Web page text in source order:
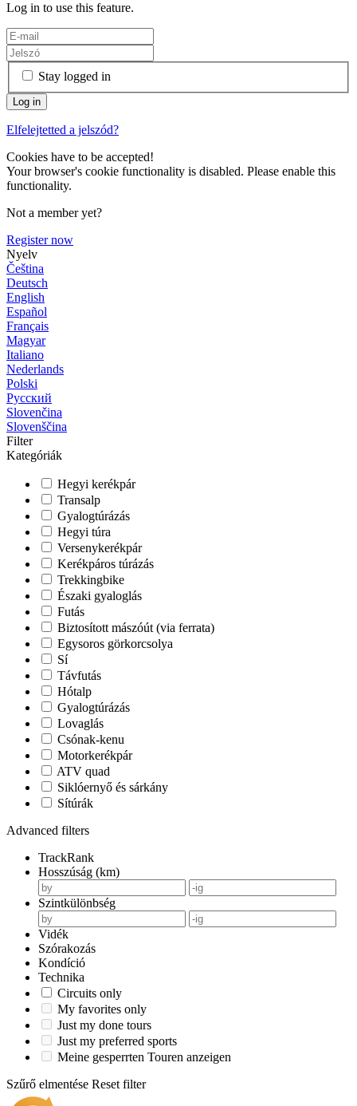
Log in to use this feature.
Stay logged in
Elfelejtetted a jelszód?
Cookies have to be accepted!
Your browser's cookie functionality is disabled. Please enable this
functionality.
Not a member yet?
Register now
Nyelv
Čeština
Deutsch
English
Español
Français
Magyar
Italiano
Nederlands
Polski
Русский
Slovenčina
Slovenščina
Filter
Kategóriák
Hegyi kerékpár
Transalp
Gyalogtúrázás
Hegyi túra
Versenykerékpár
Kerékpáros túrázás
Trekkingbike
Északi gyaloglás
Futás
Biztosított mászóút (via ferrata)
Egysoros görkorcsolya
Sí
Távfutás
Hótalp
Gyalogtúrázás
Lovaglás
Csónak-kenu
Motorkerékpár
ATV quad
Siklóernyő és sárkány
Sítúrák
Advanced filters
TrackRank
Hosszúság (km)
Szintkülönbség
Vidék
Szórakozás
Kondíció
Technika
Circuits only
My favorites only
Just my done tours
Just my preferred sports
Meine gesperrten Touren anzeigen
Szűrő elmentése Reset filter